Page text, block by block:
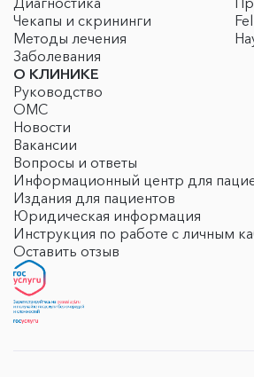
Чекапы и скрининги
Методы лечения
Заболевания
О КЛИНИКЕ
Руководство
ОМС
Новости
Вакансии
Вопросы и ответы
Информационный центр для
Издания для пациентов
Юридическая информация
Инструкция по работе с личным
Оставить отзыв